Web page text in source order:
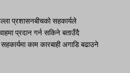
प्रशासनबीचको सहकार्यले
प्रदान गर्न सकिने बताउँदै
काम कारबाही अगाडि बढाउने